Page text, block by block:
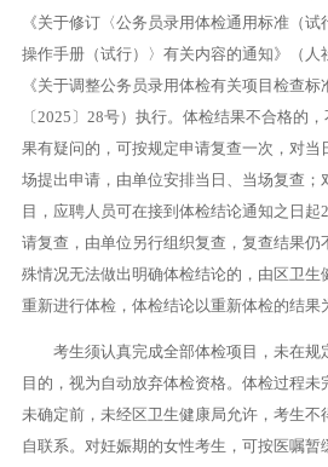
《关于修订〈公务员录用体检通用标准（
操作手册（试行）〉有关内容的通知》（人
《关于调整公务员录用体检有关项目检查
〔2025〕28号）执行。体检结果不合格的
果有疑问的，可按规定申请复查一次，对当
场提出申请，由单位安排当日、当场复查；
目，应聘人员可在接到体检结论通知之日起
请复查，由单位另行组织复查，复查结果仍
殊情况无法做出明确体检结论的，由区卫生
重新进行体检，体检结论以重新体检的结果
考生须认真完成全部体检项目，未在规
目的，视为自动放弃体检资格。体检过程
未确定前，未经区卫生健康局允许，考生不
自联系。对妊娠期的女性考生，可按医嘱暂